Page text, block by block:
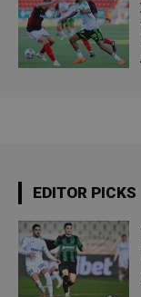
EDITOR PICKS